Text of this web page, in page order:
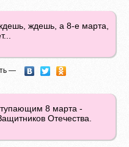
ждешь, а 8-е марта,
—
8 марта -
Отечества.